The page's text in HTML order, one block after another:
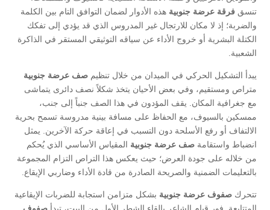
تنسق فرقة عرضة جنوبية هذه الأدوار لضمان التوافق التام بين الكلمة
والضربة؛ إذ لا مكان للارتجال غير المدروس الذي قد يؤدي إلى تفكك
الكتلة البشرية أو خروج الأداء عن سياقه التوثيقي المستقر في الذاكرة
الشعبية.
​يبدأ التشكيل الحركي في الميدان من خلال تنظيم صف عرضة جنوبية
متراص ومستقيم، وفي بعض الأحيان يتخذ شكلاً نصف دائرى يتماشى
مع جغرافية المكان. يقف المؤدون في هذا الصف جنباً إلى جنب،
ممسكين بالسيوف، مع الحفاظ على مسافة بينية مدروسة تسمح بحرية
الالتفاف أو رفع الأسلحة دون التسبب في إعاقة حركة الآخرين. يمثل
انضباط واستقامة صف عرضة جنوبية المقياس الأساسي الذي يُحكم
من خلاله على جودة العرض؛ حيث يعكس هذا التراص التزام المجموعة
بالتعليمات الضمنية والصريحة الصادرة من قادة الأداء وضاربي الإيقاع.
​تتحرك صفوف عرضة جنوبية بشكل متزامن استجابة للضربات الإيقاعية